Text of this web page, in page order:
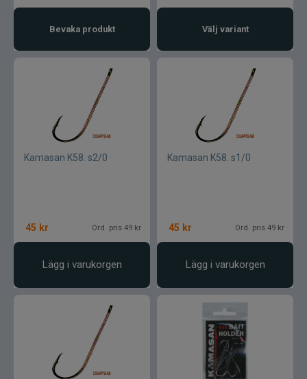
Bevaka produkt Välj variant
Kamasan K58. s2/0
45 kr Ord. pris 49 kr
Lägg i varukorgen
Kamasan K58. s1/0
45 kr Ord. pris 49 kr
Lägg i varukorgen